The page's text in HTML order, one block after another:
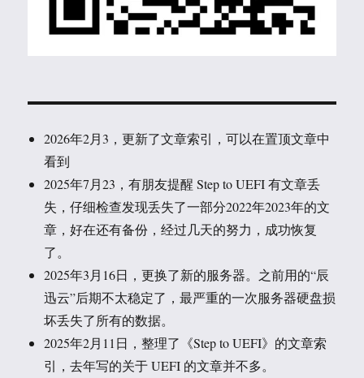
2026年2月3，更新了文章索引，可以在置顶文章中
看到
2025年7月23，有朋友提醒 Step to UEFI 有文章丢
失，仔细检查发现丢失了一部分2022年2023年的文
章，好在还有备份，经过几天的努力，成功恢复
了。
2025年3月16日，更换了新的服务器。之前用的“辰
迅云”后期不太稳定了，最严重的一次服务器硬盘损
坏丢失了所有的数据。
2025年2月11日，整理了《Step to UEFI》的文章索
引，去年写的关于 UEFI 的文章并不多。